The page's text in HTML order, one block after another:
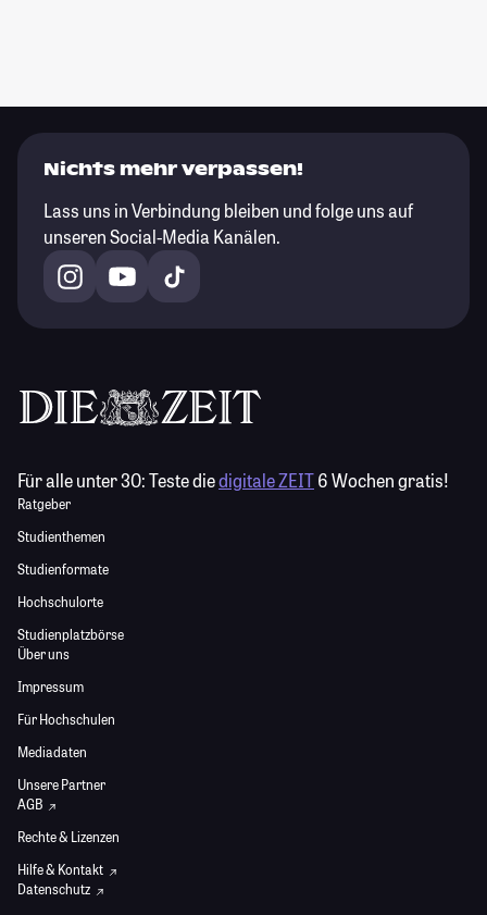
Nichts mehr verpassen!
Lass uns in Verbindung bleiben und folge uns auf
unseren Social-Media Kanälen.
Für alle unter 30:Teste diedigitale ZEIT6 Wochen gratis!
Ratgeber
Studienthemen
Studienformate
Hochschulorte
Studienplatzbörse
Über uns
Impressum
Für Hochschulen
Mediadaten
Unsere Partner
AGB
Rechte & Lizenzen
Hilfe & Kontakt
Datenschutz